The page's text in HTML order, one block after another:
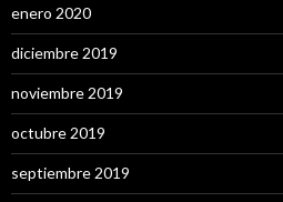
enero 2020
diciembre 2019
noviembre 2019
octubre 2019
septiembre 2019